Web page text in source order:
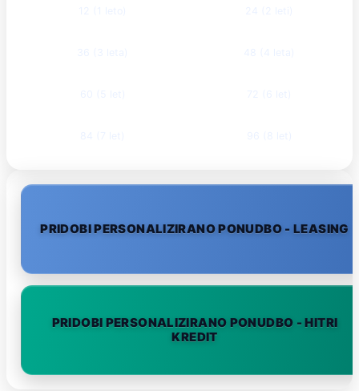
PRIDOBI PERSONALIZIRANO PONUDBO - LEASING
PRIDOBI PERSONALIZIRANO PONUDBO - HITRI
KREDIT